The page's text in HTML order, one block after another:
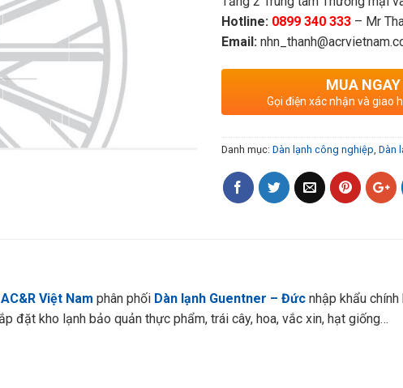
Hotline: 0899 340 333 – Mr
Email:
MUA NGAY
Gọi điện xác nhận và giao
Danh mục: Dàn lạnh công nghiệp Dàn
Việt Nam phân phối Dàn lạnh Guentner – Đức nhập khẩu
đặt kho lạnh bảo quản thực phẩm, trái cây, hoa, vắc xin, hạt giống…